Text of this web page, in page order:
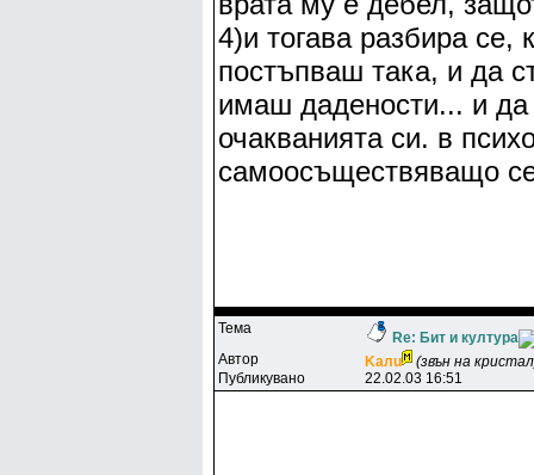
4)и тогава разбира се,
постъпваш така, и да
имаш дадености... и
очакванията си. в
самоосъществяващо
Тема
Re: Бит и култура
Автор
Kaлu
(звън на
Публикувано
22.02.03 16:51